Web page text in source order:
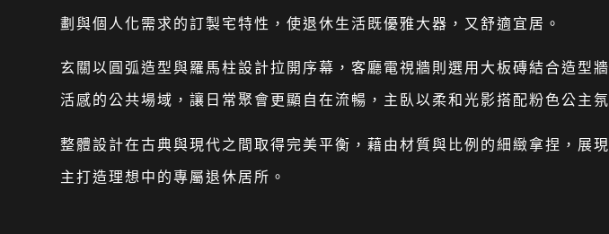
劃與個人化需求的訂製宅特性，使退休生活既優雅大器，又舒適宜居。
玄關以圓弧造型與羅馬柱設計拉開序幕，客廳電視牆則選用大板磚結合造型
活感的公共場域，讓日常聚會更顯自在流暢，主臥以柔和光影搭配粉色公主
整體設計在古典與現代之間取得完美平衡，藉由材質與比例的細緻拿捏，展
主打造理想中的專屬退休居所。